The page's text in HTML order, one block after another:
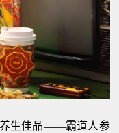
养生佳品——霸道人参